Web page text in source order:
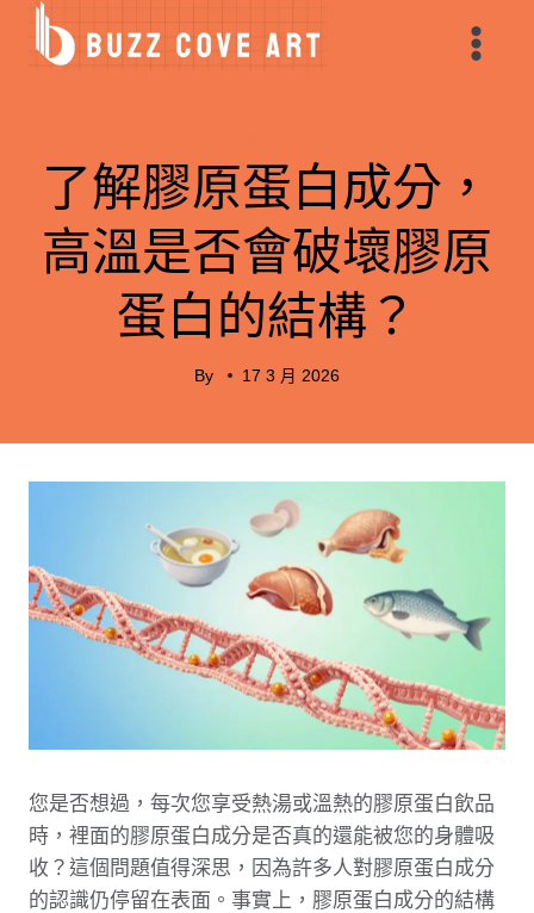
Skip
了解膠原蛋白成分，
高溫是否會破壞膠原
蛋白的結構？
By 17 3 月 2026
您是否想過，每次您享受熱湯或溫熱的膠原蛋白飲品
時，裡面的膠原蛋白成分是否真的還能被您的身體吸
收？這個問題值得深思，因為許多人對膠原蛋白成分
的認識仍停留在表面。事實上，膠原蛋白成分的結構